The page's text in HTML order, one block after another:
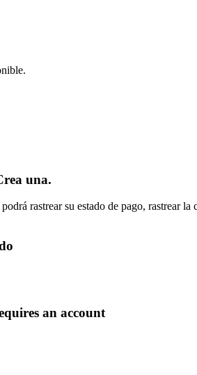
una.
rastrear su estado de pago, rastrear
an account